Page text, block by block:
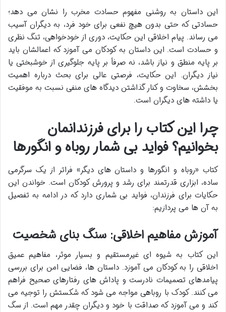
این داستان به روشنی مفهوم حسادت مخرب را نشان می دهد؛
حسادتی که حتی بدون هیچ نفعی برای خود فرد، به دیگران آسیب
می رساند. پیام اخلاقی این حکایت، دوری از خودخواهی، تنگ نظری
و حسادت است. این داستان به کودکان می آموزد که اعمالشان باید
بر پایه منطق و نیاز باشد، نه صرفاً بر پایه جلوگیری از خوشبختی یا
نیاز دیگران. این حکایت، فرصتی عالی برای بحث درباره اهمیت
بخشش، سخاوت و کنار گذاشتن دیدگاه های منفی نسبت به موفقیت
یا داشته های دیگران است.
چرا این کتاب را برای فرزندانمان
بخوانیم؟ فواید بی شمار روباه و انگورها
کتاب «روباه و انگورها و داستان های دیگر» فراتر از یک سرگرمی
ساده، ابزاری قدرتمند برای رشد و پرورش کودکان است. خواندن این
حکایات برای فرزندان، فواید بی شماری دارد که در ادامه به تفصیل
به آن ها می پردازیم:
آموزش مفاهیم اخلاقی: سنگ بنای شخصیت
این کتاب به شیوه ای غیرمستقیم و بسیار موثر، مفاهیم عمیق
اخلاقی را به کودکان می آموزد. داستان ها، فضایی امن برای بررسی
پیامدهای تصمیمات نادرست و پاداش های رفتارهای صحیح فراهم
می کنند. کودک با روباهی مواجه می شود که شکستش را توجیه می
کند و می آموزد که صداقت با خود و دیگران چقدر مهم است. از سگ